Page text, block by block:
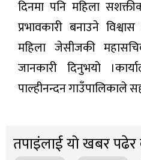
दिनमा पनि महिला
प्रभावकारी बनाउने
महिला जेसीजकी
जानकारी दिनुभयो
पाल्हीनन्दन गाउँपालिकाले
तपाइंलाई यो खबर पढेर